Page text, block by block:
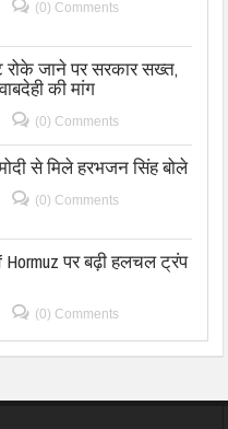
(0) Comments
रोके जाने पर सरकार सख्त,
की मांग
(0) Comments
से मिले हरभजन सिंह बोले
(0) Comments
Hormuz पर बढ़ी हलचल ट्रंप
(0) Comments